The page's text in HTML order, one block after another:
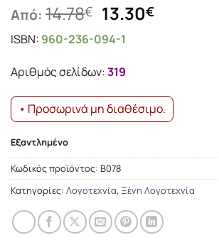
Από: 14.78€ Original
price
was:
14.78€.
13.30€Η
ISBN: 960-236-094-1
Αριθμός σελίδων:319
• Προσωρινά μη διαθέσιμο.
Εξαντλημένο
Κωδικός προϊόντος: Β078
Κατηγορίες: Λογοτεχνία, Ξένη Λογοτεχνία